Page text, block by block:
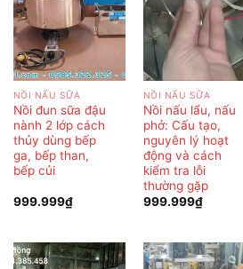
NỒI NẤU SỮA
Nồi đun sữa đậu
nành 2 lớp cách
thủy dùng bếp
ga, bếp than,
bếp củi
999.999₫
NỒI NẤU SỮA
Nồi nấu lẩu, nấu
phở: Cấu tạo,
nguyên lý hoạt
động và cách
kiểm tra lỗi
thường gặp
999.999₫